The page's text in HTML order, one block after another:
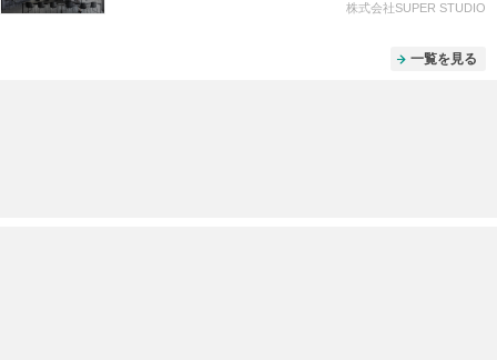
株式会社SUPER STUDIO
一覧を見る